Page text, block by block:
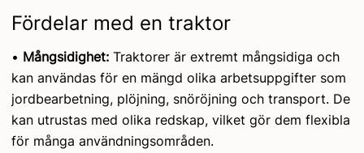
Fördelar med en traktor
• Mångsidighet: Traktorer är extremt mångsidiga och
kan användas för en mängd olika arbetsuppgifter som
jordbearbetning, plöjning, snöröjning och transport. De
kan utrustas med olika redskap, vilket gör dem flexibla
för många användningsområden.